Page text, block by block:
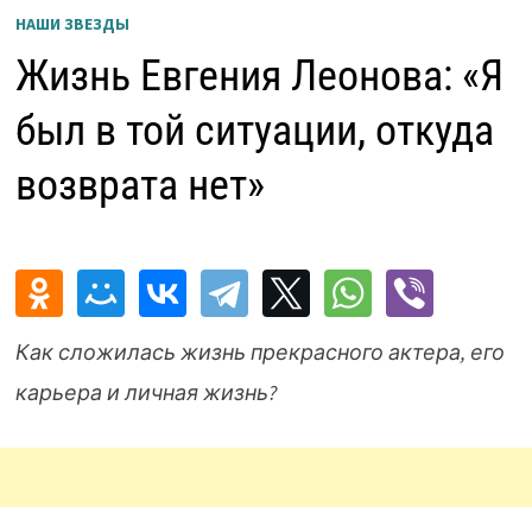
НАШИ ЗВЕЗДЫ
Жизнь Евгения Леонова: «Я
был в той ситуации, откуда
возврата нет»
Как сложилась жизнь прекрасного актера, его
карьера и личная жизнь?